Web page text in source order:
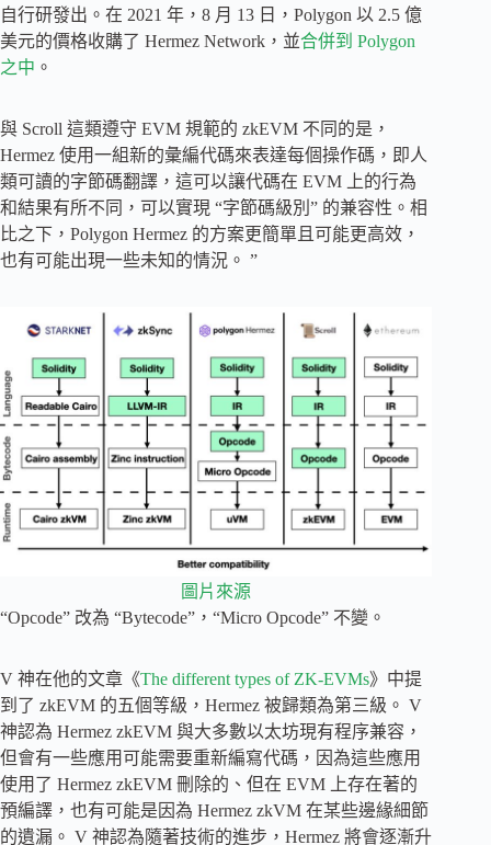
自行研發出。在 2021 年，8 月 13 日，Polygon 以 2.5 億
美元的價格收購了 Hermez Network，並合併到 Polygon
之中 。
與 Scroll 這類遵守 EVM 規範的 zkEVM 不同的是，
Hermez 使用一組新的彙編代碼來表達每個操作碼，即人
類可讀的字節碼翻譯，這可以讓代碼在 EVM 上的行為
和結果有所不同，可以實現 “字節碼級別” 的兼容性。相
比之下，Polygon Hermez 的方案更簡單且可能更高效，
也有可能出現一些未知的情況。 ”
圖片來源
“Opcode” 改為 “Bytecode”，“Micro Opcode” 不變。
V 神在他的文章《The different types of ZK-EVMs》中提
到了 zkEVM 的五個等級，Hermez 被歸類為第三級。 V
神認為 Hermez zkEVM 與大多數以太坊現有程序兼容，
但會有一些應用可能需要重新編寫代碼，因為這些應用
使用了 Hermez zkEVM 刪除的、但在 EVM 上存在著的
預編譯，也有可能是因為 Hermez zkVM 在某些邊緣細節
的遺漏。 V 神認為隨著技術的進步，Hermez 將會逐漸升